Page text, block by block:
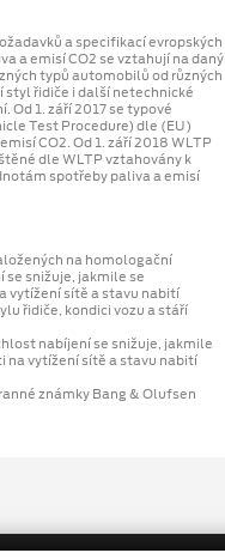
a specifikací evropských
a emisí CO2 se vztahují na daný
typů automobilů od různých
řidiče i další netechnické
1. září 2017 se typové
Test Procedure) dle (EU)
CO2. Od 1. září 2018 WLTP
dle WLTP vztahovány k
spotřeby paliva a emisí
na homologační
snižuje, jakmile se
vytížení sítě a stavu nabití
řidiče, kondici vozu a stáří
nabíjení se snižuje, jakmile
na vytížení sítě a stavu nabití
známky Bang & Olufsen